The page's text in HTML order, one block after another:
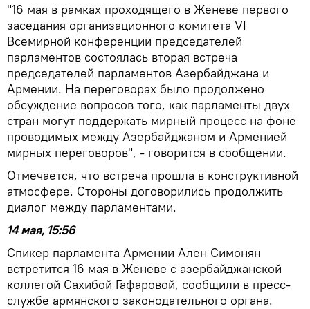
"16 мая в рамках проходящего в Женеве первого
заседания организационного комитета VI
Всемирной конференции председателей
парламентов состоялась вторая встреча
председателей парламентов Азербайджана и
Армении. На переговорах было продолжено
обсуждение вопросов того, как парламенты двух
стран могут поддержать мирный процесс на фоне
проводимых между Азербайджаном и Арменией
мирных переговоров", - говорится в сообщении.
Отмечается, что встреча прошла в конструктивной
атмосфере. Стороны договорились продолжить
диалог между парламентами.
14 мая, 15:56
Спикер парламента Армении Ален Симонян
встретится 16 мая в Женеве с азербайджанской
коллегой Сахибой Гафаровой, сообщили в пресс-
службе армянского законодательного органа.